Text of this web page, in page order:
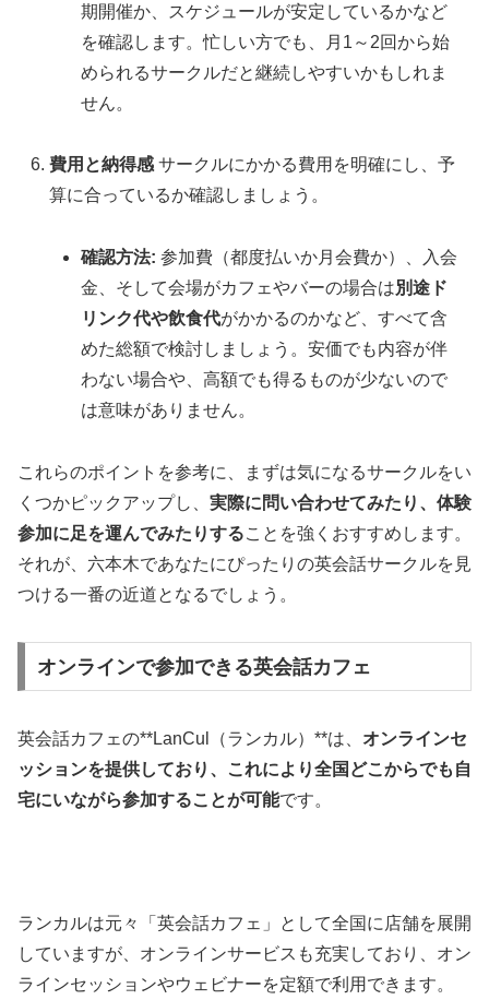
期開催か、スケジュールが安定しているかなど
を確認します。忙しい方でも、月1～2回から始
められるサークルだと継続しやすいかもしれま
せん。
費用と納得感 サークルにかかる費用を明確にし、予
算に合っているか確認しましょう。
確認方法: 参加費（都度払いか月会費か）、入会
金、そして会場がカフェやバーの場合は別途ド
リンク代や飲食代がかかるのかなど、すべて含
めた総額で検討しましょう。安価でも内容が伴
わない場合や、高額でも得るものが少ないので
は意味がありません。
これらのポイントを参考に、まずは気になるサークルをい
くつかピックアップし、 実際に問い合わせてみたり、体験
参加に足を運んでみたりすることを強くおすすめします。
それが、六本木であなたにぴったりの英会話サークルを見
つける一番の近道となるでしょう。
オンラインで参加できる英会話カフェ
英会話カフェの**LanCul（ランカル）**は、 オンラインセ
ッションを提供しており、これにより全国どこからでも自
宅にいながら参加することが可能です。
ランカルは元々「英会話カフェ」として全国に店舗を展開
していますが、オンラインサービスも充実しており、オン
ラインセッションやウェビナーを定額で利用できます。